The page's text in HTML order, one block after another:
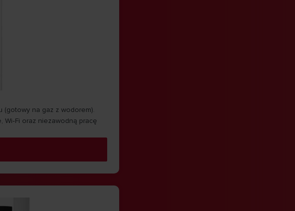
(gotowy na gaz z wodorem).
oraz niezawodną pracę